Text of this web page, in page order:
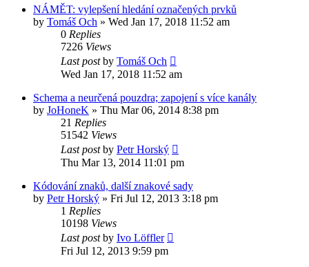
NÁMĚT: vylepšení hledání označených prvků
by Tomáš Och » Wed Jan 17, 2018 11:52 am
0 Replies
7226 Views
Last postby Tomáš Och
Wed Jan 17, 2018 11:52 am
Schema a neurčená pouzdra; zapojení s více kanály
by JoHoneK » Thu Mar 06, 2014 8:38 pm
21 Replies
51542 Views
Last postby Petr Horský
Thu Mar 13, 2014 11:01 pm
Kódování znaků, další znakové sady
by Petr Horský » Fri Jul 12, 2013 3:18 pm
1 Replies
10198 Views
Last postby Ivo Löffler
Fri Jul 12, 2013 9:59 pm